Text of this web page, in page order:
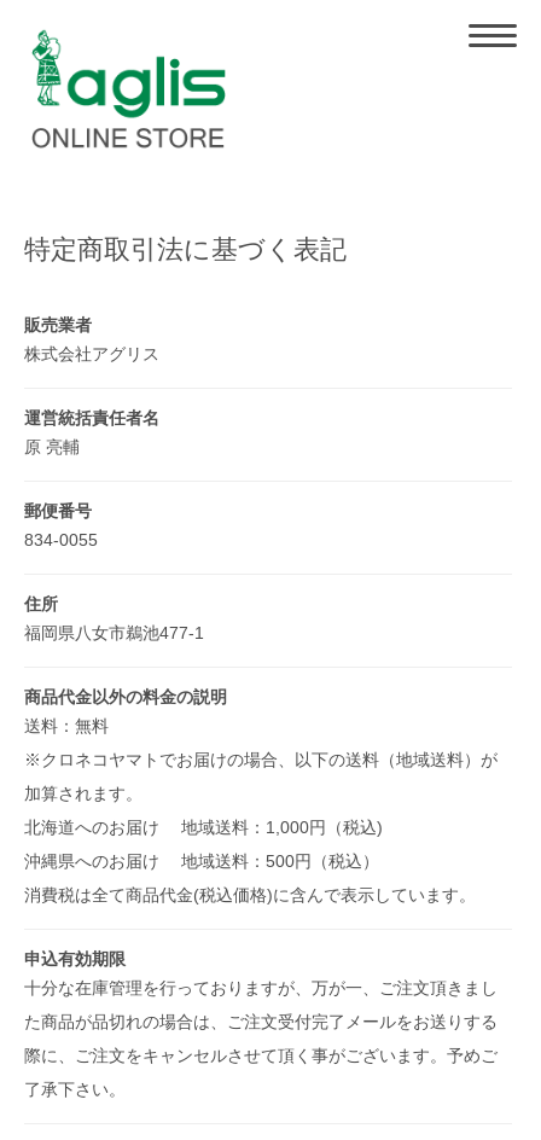
特定商取引法に基づく表記
販売業者
株式会社アグリス
運営統括責任者名
原 亮輔
郵便番号
834-0055
住所
福岡県八女市鵜池477-1
商品代金以外の料金の説明
送料：無料
※クロネコヤマトでお届けの場合、以下の送料（地域送料）が
加算されます。
北海道へのお届け 地域送料：1,000円（税込)
沖縄県へのお届け 地域送料：500円（税込）
消費税は全て商品代金(税込価格)に含んで表示しています。
申込有効期限
十分な在庫管理を行っておりますが、万が一、ご注文頂きまし
た商品が品切れの場合は、ご注文受付完了メールをお送りする
際に、ご注文をキャンセルさせて頂く事がございます。予めご
了承下さい。